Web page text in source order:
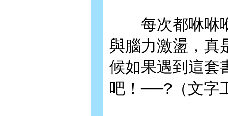
每次都咻咻咻
與腦力激盪，真
候如果遇到這套
吧！──?（文字